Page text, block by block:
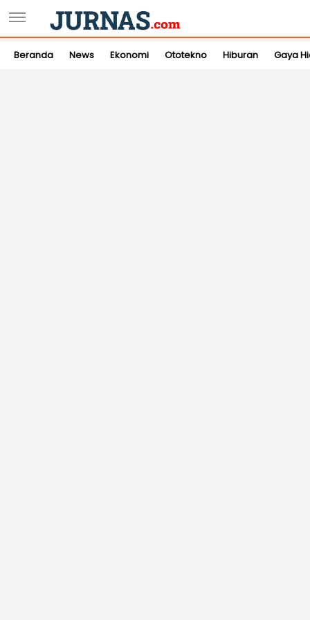
Beranda News Ekonomi Ototekno Hiburan Gaya